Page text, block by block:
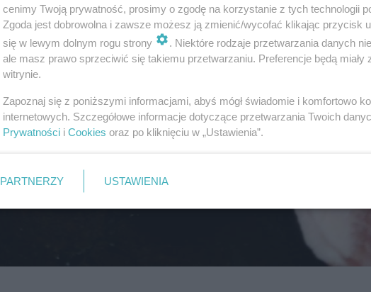
cenimy Twoją prywatność, prosimy o zgodę na korzystanie z tych technologii
Zgoda jest dobrowolna i zawsze możesz ją zmienić/wycofać klikając przycisk
się w lewym dolnym rogu strony
. Niektóre rodzaje przetwarzania danych
ale masz prawo sprzeciwić się takiemu przetwarzaniu. Preferencje będą miały
witrynie.
Zapoznaj się z poniższymi informacjami, abyś mógł świadomie i komfortowo
internetowych. Szczegółowe informacje dotyczące przetwarzania Twoich
Prywatności i Cookies oraz po kliknięciu w „Ustawienia”.
PARTNERZY USTAWIENIA